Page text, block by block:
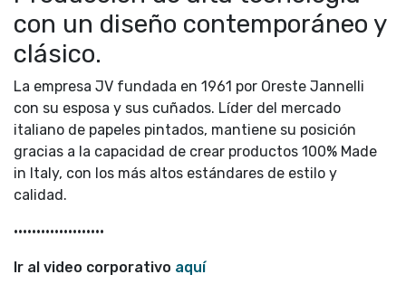
con un diseño contemporáneo y
clásico.
La empresa JV fundada en 1961 por Oreste Jannelli
con su esposa y sus cuñados. Líder del mercado
italiano de papeles pintados, mantiene su posición
gracias a la capacidad de crear productos 100% Made
in Italy, con los más altos estándares de estilo y
calidad.
••••••••••••••••••••
Ir al video corporativo aquí